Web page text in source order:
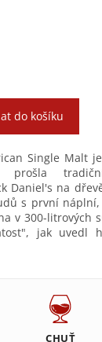
do košíku
Single Malt
prošla
Daniel's na
s první
v 300-litrových
jak uvedl
CHUŤ